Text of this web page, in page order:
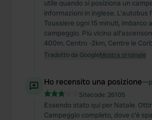
utile quando si posiziona un
informazioni in inglese. L'autobus
Toussiere ogni 15 minuti, imbarco
campeggio. Più vicino
400m. Centro -2km, Centre le
Tradotto da GoogleMostra originale
Ho recensito una posizione—
Sitecode: 26105
Essendo stato qui per Natale.
Campeggio completo, dove c'è